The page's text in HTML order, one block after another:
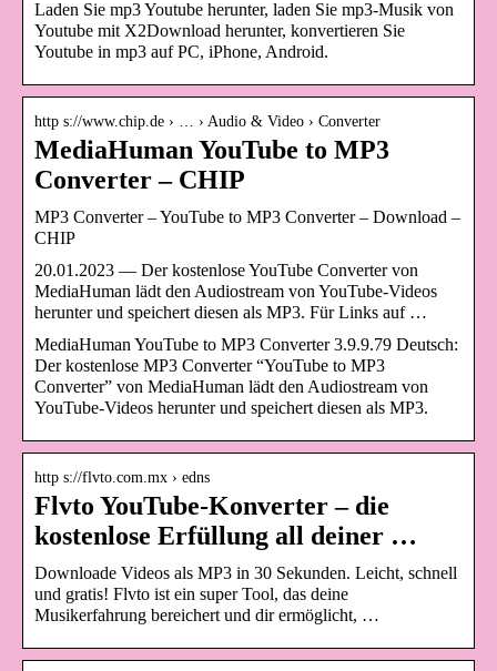
Laden Sie mp3 Youtube herunter, laden Sie mp3-Musik von
Youtube mit X2Download herunter, konvertieren Sie
Youtube in mp3 auf PC, iPhone, Android.
http s://www.chip.de › … › Audio & Video › Converter
MediaHuman YouTube to MP3
Converter – CHIP
MP3 Converter – YouTube to MP3 Converter – Download –
CHIP
20.01.2023 — Der kostenlose YouTube Converter von
MediaHuman lädt den Audiostream von YouTube-Videos
herunter und speichert diesen als MP3. Für Links auf …
MediaHuman YouTube to MP3 Converter 3.9.9.79 Deutsch:
Der kostenlose MP3 Converter “YouTube to MP3
Converter” von MediaHuman lädt den Audiostream von
YouTube-Videos herunter und speichert diesen als MP3.
http s://flvto.com.mx › edns
Flvto YouTube-Konverter – die
kostenlose Erfüllung all deiner …
Downloade Videos als MP3 in 30 Sekunden. Leicht, schnell
und gratis! Flvto ist ein super Tool, das deine
Musikerfahrung bereichert und dir ermöglicht, …